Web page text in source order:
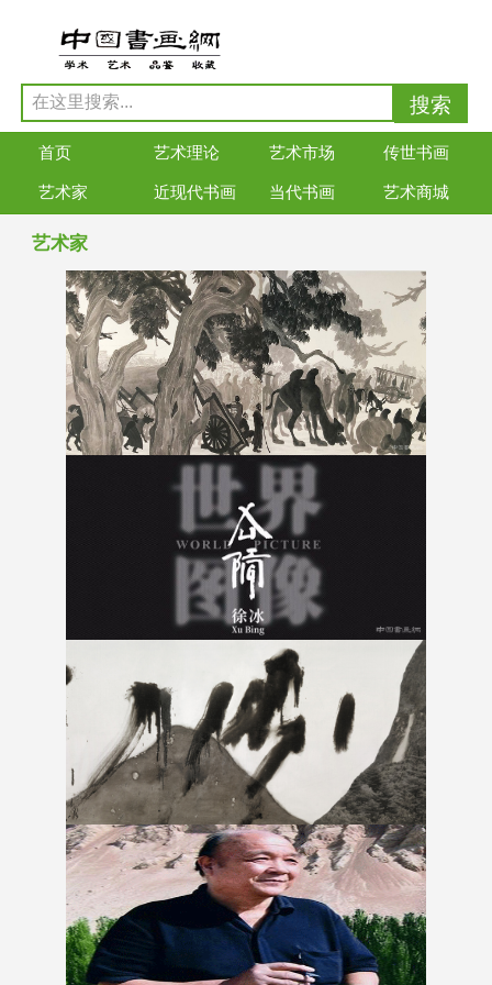
首页 艺术理论 艺术市场 传世书画
艺术家 近现代书画 当代书画 艺术商城
艺术家